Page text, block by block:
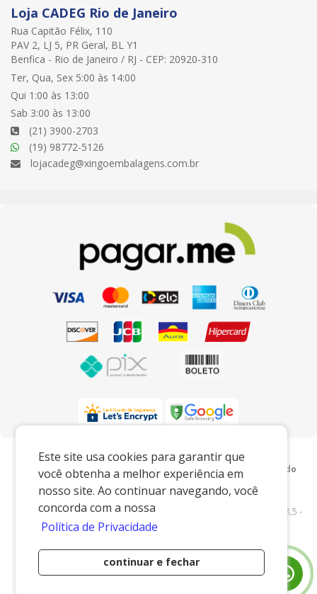
Este site usa cookies para garantir que
você obtenha a melhor experiência em
nosso site. Ao continuar navegando, você
concorda com a nossa
Política de Privacidade
continuar e fechar
Loja CADEG Rio de Janeiro
Rua Capitão Félix, 110
PAV 2, LJ 5, PR Geral, BL Y1
Benfica - Rio de Janeiro / RJ - CEP: 20920-310
Ter, Qua, Sex 5:00 às 14:00
Qui 1:00 às 13:00
Sab 3:00 às 13:00
(21) 3900-2703
(19) 98772-5126
lojacadeg@xingoembalagens.com.br
Preços e condições exclusivos para o
www.xingoembalagens.com.br e para o televendas, podendo
sofrer alterações sem prévia notiﬁcação.
Xingó Embalagens|62.438.429/0001-12|
www.xingoembalagens.com.br| Rodovia Prefeito Aziz Lian, Km 28,5 -
s/n - Borda da Mata - Jaguariúna/SP - 13916-875 - E-mail:
Desenvolvido por